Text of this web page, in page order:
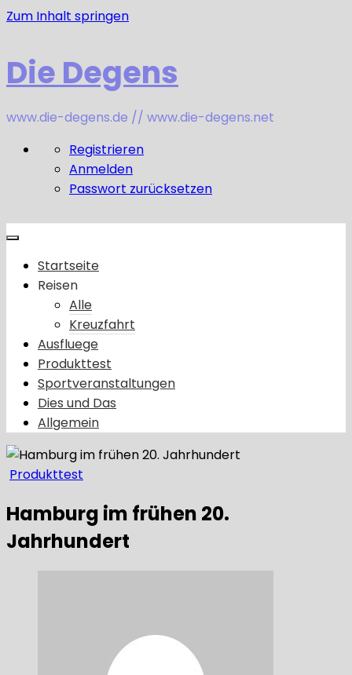
Zum Inhalt springen
Die Degens
www.die-degens.de // www.die-degens.net
Registrieren
Anmelden
Passwort zurücksetzen
Startseite
Reisen
Alle
Kreuzfahrt
Ausfluege
Produkttest
Sportveranstaltungen
Dies und Das
Allgemein
Produkttest
Hamburg im frühen 20.
Jahrhundert